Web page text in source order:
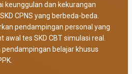
keunggulan dan kekurangan
CPNS yang berbeda-beda.
pendampingan personal yang
awal tes SKD CBT simulasi real.
belajar khusus